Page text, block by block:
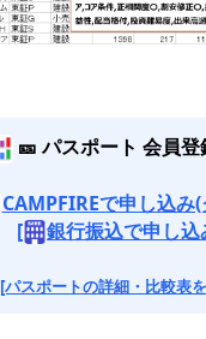
🎫 パスポート 会員登
CAMPFIREで申し込み
[
銀行振込で申し込
[パスポートの詳細・比較表